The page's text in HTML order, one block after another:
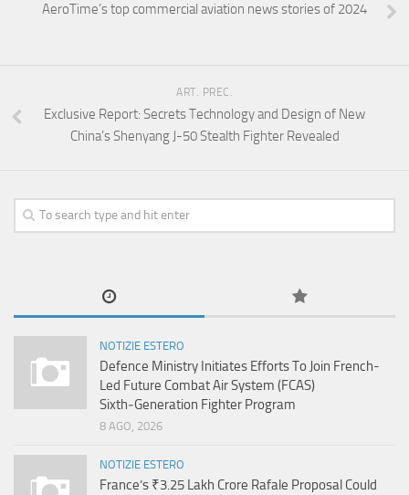
AeroTime’s top commercial aviation news stories of 2024
ART. PREC.
Exclusive Report: Secrets Technology and Design of New
China’s Shenyang J-50 Stealth Fighter Revealed
NOTIZIE ESTERO
Defence Ministry Initiates Efforts To Join French-
Led Future Combat Air System (FCAS)
Sixth‑Generation Fighter Program
8 AGO, 2026
NOTIZIE ESTERO
France’s ₹3.25 Lakh Crore Rafale Proposal Could